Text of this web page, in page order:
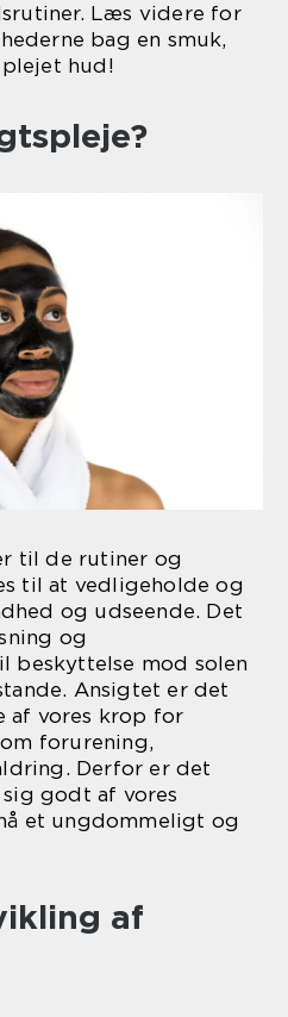
Læs videre for
bag en smuk,
hud!
til de rutiner og
til at vedligeholde og
og udseende. Det
og
beskyttelse mod solen
Ansigtet er det
af vores krop for
forurening,
Derfor er det
godt af vores
et ungdommeligt og
af